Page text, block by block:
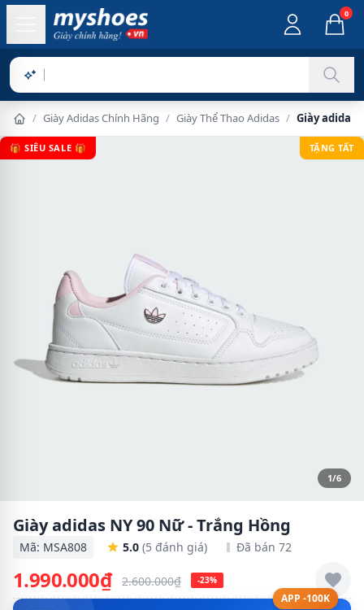
0
Sản phẩm
/ Giày Adidas Chính Hãng / Giày Thể Thao Adidas / Giày adidas
🎁 SIÊU SALE 🎁 TẶNG TẤT
1/6
Giày adidas NY 90 Nữ - Trắng Hồng
Mã: MSA808 5.0 (5 đánh giá) Đã bán 72
1.990.000₫ 2.600.000₫ -23%
APP -100K